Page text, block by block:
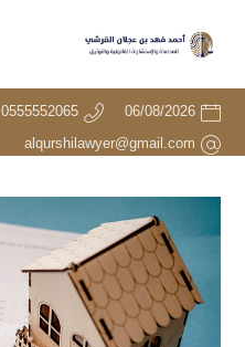
06/08/2026
0555552065
alqurshilawyer@gmail.com